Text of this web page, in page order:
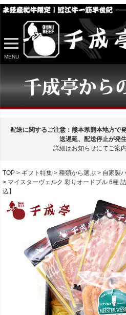
MENU
配送に関するご注意：熊本県熊本地方で
送遅延、配送停止が発
詳細はお知らせにてご案
TOP ギフト特集 種類から選ぶ
自家製
マイスターヴェルク 彩りオードブル 6種
込】